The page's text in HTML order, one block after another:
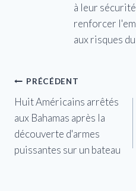
à leur
renforcer
aux risques
Navigation
de
l’article
PRÉCÉDENT
Huit Américains arrêtés
aux Bahamas après la
découverte d'armes
puissantes sur un bateau